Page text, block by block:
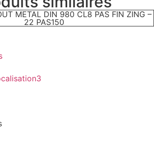
METAL DIN 980 CL8 PAS FIN ZING –
22 PAS150